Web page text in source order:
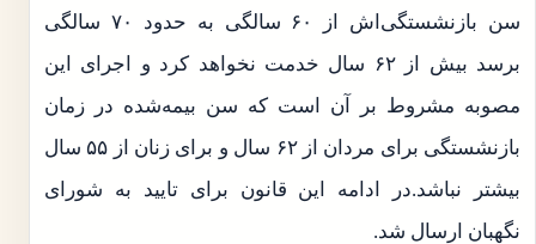
سن بازنشستگی‌اش از ۶۰ سالگی به حدود ۷۰ سالگی
برسد بیش از ۶۲ سال خدمت نخواهد کرد و اجرای این
مصوبه مشروط بر آن است که سن بیمه‌شده در زمان
بازنشستگی برای مردان از ۶۲ سال و برای زنان از ۵۵ سال
بیشتر نباشد.در ادامه این قانون برای تایید به شورای
نگهبان ارسال شد.